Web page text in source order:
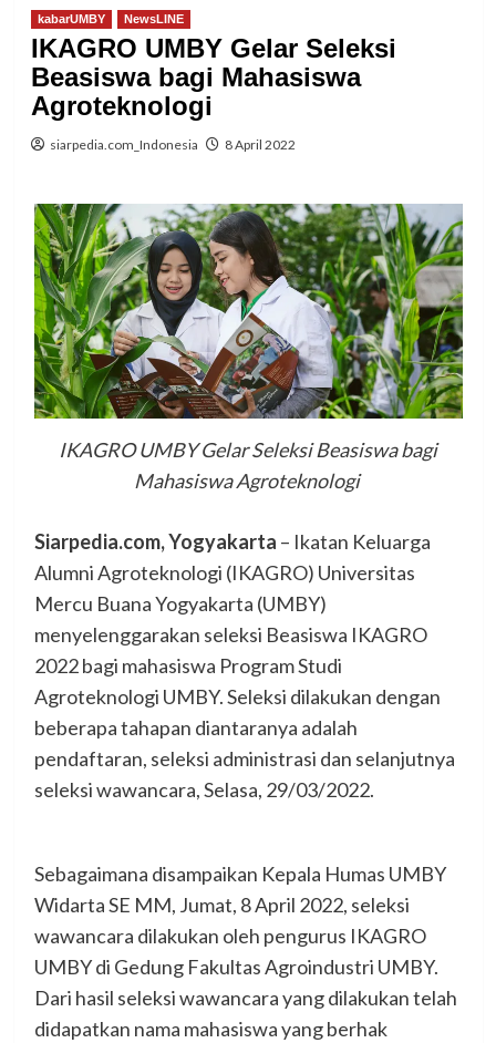
kabarUMBY NewsLINE
IKAGRO UMBY Gelar Seleksi
Beasiswa bagi Mahasiswa
Agroteknologi
siarpedia.com_Indonesia 8 April 2022
IKAGRO UMBY Gelar Seleksi Beasiswa bagi
Mahasiswa Agroteknologi
Siarpedia.com, Yogyakarta – Ikatan Keluarga
Alumni Agroteknologi (IKAGRO) Universitas
Mercu Buana Yogyakarta (UMBY)
menyelenggarakan seleksi Beasiswa IKAGRO
2022 bagi mahasiswa Program Studi
Agroteknologi UMBY. Seleksi dilakukan dengan
beberapa tahapan diantaranya adalah
pendaftaran, seleksi administrasi dan selanjutnya
seleksi wawancara, Selasa, 29/03/2022.
Sebagaimana disampaikan Kepala Humas UMBY
Widarta SE MM, Jumat, 8 April 2022, seleksi
wawancara dilakukan oleh pengurus IKAGRO
UMBY di Gedung Fakultas Agroindustri UMBY.
Dari hasil seleksi wawancara yang dilakukan telah
didapatkan nama mahasiswa yang berhak